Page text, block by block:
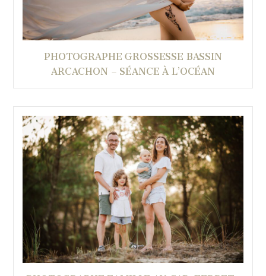
PHOTOGRAPHE GROSSESSE BASSIN
ARCACHON – SÉANCE À L’OCÉAN